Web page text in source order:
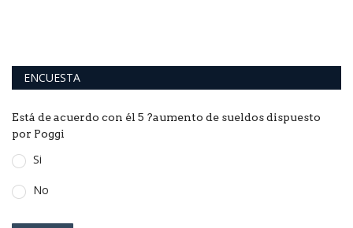
ENCUESTA
Está de acuerdo con él 5 ?aumento de sueldos dispuesto
por Poggi
Si
No